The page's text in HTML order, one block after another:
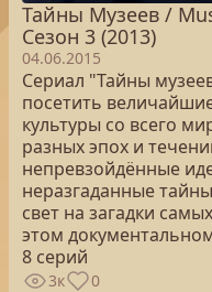
Тайны Музеев /
Сезон 3 (2013)
04.06.2015
Сериал "Тайны
посетить
культуры со всего
разных эпох и
непревзойдённые
неразгаданные
свет на загадки
этом
8 серий
3к 0